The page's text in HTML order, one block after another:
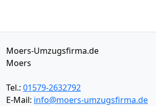
Moers-Umzugsfirma.de
Moers
Tel.: 01579-2632792
E-Mail: info@moers-umzugsfirma.de